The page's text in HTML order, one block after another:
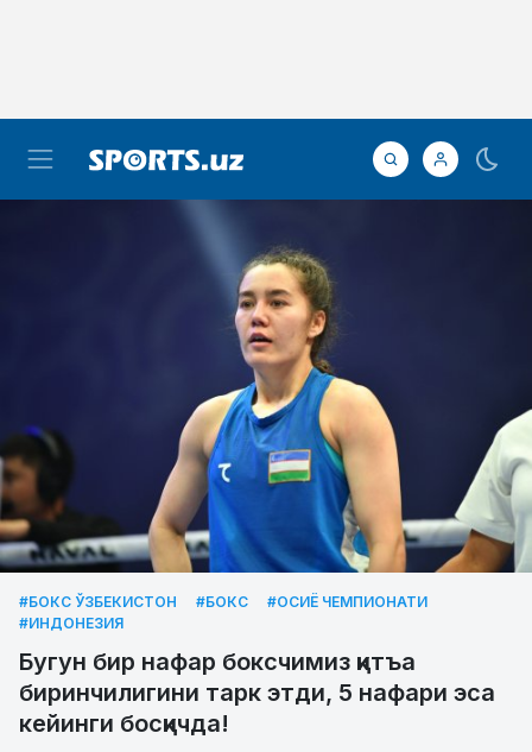
#БОКС ЎЗБЕКИСТОН #БОКС
#ОСИЁ ЧЕМПИОНАТИ
#ИНДОНЕЗИЯ
Бугун бир нафар боксчимиз қитъа
биринчилигини тарк этди, 5 нафари эса
кейинги босқичда!